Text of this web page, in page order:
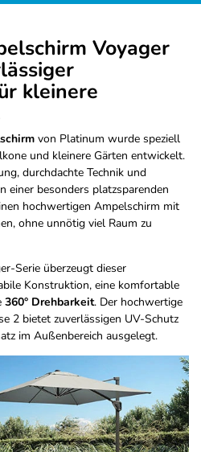
Voyager
kleinere
von Platinum wurde speziell
und kleinere Gärten entwickelt.
durchdachte Technik und
einer besonders platzsparenden
hochwertigen Ampelschirm mit
ohne unnötig viel Raum zu
Serie überzeugt dieser
Konstruktion, eine komfortable
360° Drehbarkeit. Der hochwertige
2 bietet zuverlässigen UV-Schutz
im Außenbereich ausgelegt.